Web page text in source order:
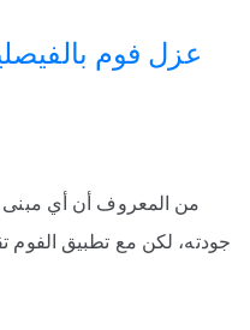
عزل فوم بالفيصلية بجدة
من المعروف أن أي مبنى
جودته، لكن مع تطبيق الفوم